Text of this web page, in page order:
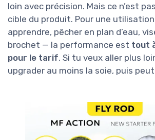
loin avec précision. Mais ce n’est
cible du produit. Pour une
apprendre, pêcher en plan d’eau,
brochet — la performance est tout
pour le tarif. Si tu veux aller plus
upgrader au moins la soie, puis